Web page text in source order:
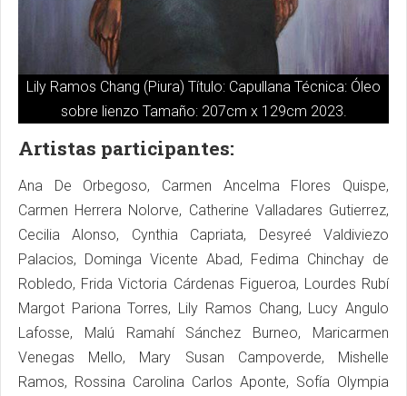
Lily Ramos Chang (Piura) Título: Capullana Técnica: Óleo
sobre lienzo Tamaño: 207cm x 129cm 2023.
Artistas participantes:
Ana De Orbegoso, Carmen Ancelma Flores Quispe,
Carmen Herrera Nolorve, Catherine Valladares Gutierrez,
Cecilia Alonso, Cynthia Capriata, Desyreé Valdiviezo
Palacios, Dominga Vicente Abad, Fedima Chinchay de
Robledo, Frida Victoria Cárdenas Figueroa, Lourdes Rubí
Margot Pariona Torres, Lily Ramos Chang, Lucy Angulo
Lafosse, Malú Ramahí Sánchez Burneo, Maricarmen
Venegas Mello, Mary Susan Campoverde, Mishelle
Ramos, Rossina Carolina Carlos Aponte, Sofía Olympia